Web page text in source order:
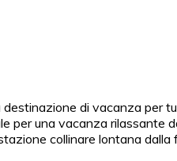
di vacanza per
per una vacanza rilassante
collinare lontana